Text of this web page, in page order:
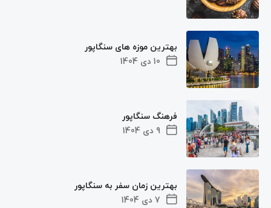
10 دی 1404
بهترین موزه های سنگاپور
9 دی 1404
فرهنگ سنگاپور
7 دی 1404
بهترین زمان سفر به سنگاپور